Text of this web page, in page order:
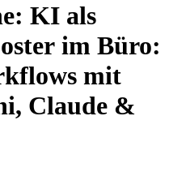
KI als
im Büro:
mit
Claude &